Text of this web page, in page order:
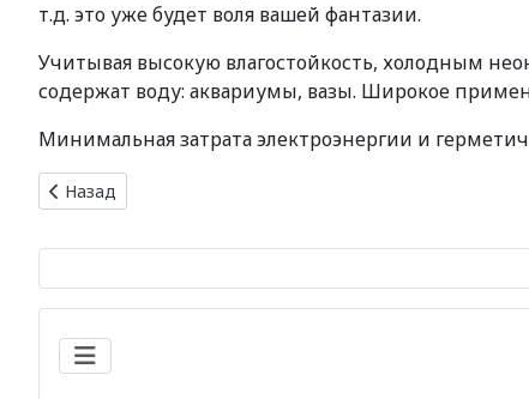
т.д. это уже будет воля вашей фантазии.
Учитывая высокую влагостойкость, холодным
содержат воду: аквариумы, вазы. Широкое
Минимальная затрата электроэнергии и
Предыдущий: Кондиционеры и вентиляторы: секреты
Назад